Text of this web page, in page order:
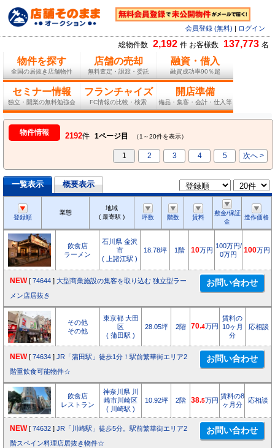
会員登録 (無料) ログイン
総物件数 2,192 件 お客様数 137,773 名
物件を探す
全国の居抜き店舗物件
店舗の売却
無料査定・譲渡・委託
融資・借入
融資成功率90％超
セミナー情報
独立・開業の無料勉強会
フランチャイズ
FC情報の比較・検索
開店準備
備品・集客・会計・仕入等
物件情報 2192件 1ページ目 （1～20件を表示）
1 2 3 4 5 次へ >
一覧表示 概要表示
登録順
業態
地域
( 最寄駅 )
坪数 階数 賃料
敷金/保証
金
造作価格
飲食店
ラーメン
石川県 金沢
市
( 上諸江駅 )
18.78坪 1階 10万円
100万円/
0万円
100万円
NEW [ 74644 ] 大型商業施設の集客を取り込む 独立型ラー
メン店居抜き
その他
その他
東京都 大田
区
( 蒲田駅 )
28.05坪 2階 70.4万円
賃料の
10ヶ月
分
応相談
NEW [ 74634 ] JR「蒲田駅」徒歩1分！駅前繁華街エリア2
階重飲食可能物件☆
飲食店
レストラン
神奈川県 川
崎市川崎区
( 川崎駅 )
10.92坪 2階 38.5万円
賃料の8
ヶ月分
応相談
NEW [ 74632 ] JR「川崎駅」徒歩5分。駅前繁華街エリア2
階スペイン料理店居抜き物件☆